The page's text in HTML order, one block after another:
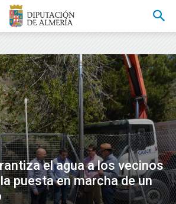
el agua a los vecinos
puesta en marcha de un